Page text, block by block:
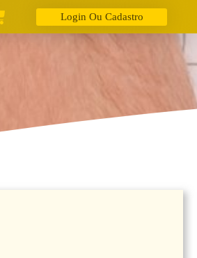
Login Ou Cadastro